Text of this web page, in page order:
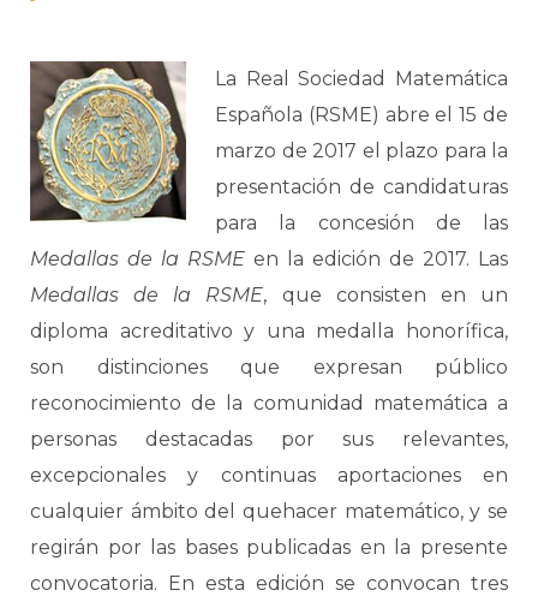
La Real Sociedad Matemática
Española (RSME) abre el 15 de
marzo de 2017 el plazo para la
presentación de candidaturas
para la concesión de las
Medallas de la RSME en la edición de 2017. Las
Medallas de la RSME, que consisten en un
diploma acreditativo y una medalla honorífica,
son distinciones que expresan público
reconocimiento de la comunidad matemática a
personas destacadas por sus relevantes,
excepcionales y continuas aportaciones en
cualquier ámbito del quehacer matemático, y se
regirán por las bases publicadas en la presente
convocatoria. En esta edición se convocan tres